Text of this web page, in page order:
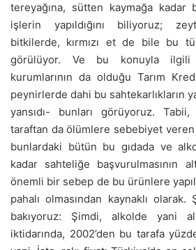
tereyağına, sütten kaymağa
işlerin yapıldığını biliyoruz;
bitkilerde, kırmızı et de bile bu
görülüyor. Ve bu konuyla
kurumlarının da olduğu Tarım
peynirlerde dahi bu sahtekarlıkların
yansıdı- bunları görüyoruz.
taraftan da ölümlere sebebiyet
bunlardaki bütün bu gıdada ve
kadar sahteliğe başvurulmasının
önemli bir sebep de bu ürünlere
pahalı olmasından kaynaklı
bakıyoruz: Şimdi, alkolde yani
iktidarında, 2002’den bu tarafa